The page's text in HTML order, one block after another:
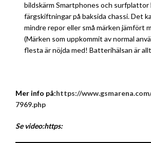
bildskärm Smartphones och surfplattor
färgskiftningar på baksida chassi. Det
mindre repor eller små märken jämfört
(Märken som uppkommit av normal
flesta är nöjda med! Batterihälsan är
Mer info på:https://
7969.php
Se video:https: